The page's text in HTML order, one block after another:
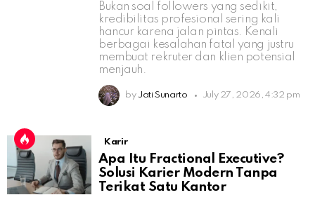
Bukan soal followers yang sedikit,
kredibilitas profesional sering kali
hancur karena jalan pintas. Kenali
berbagai kesalahan fatal yang justru
membuat rekruter dan klien potensial
menjauh.
by Jati Sunarto July 27, 2026, 4:32 pm
Karir
Apa Itu Fractional Executive?
Solusi Karier Modern Tanpa
Terikat Satu Kantor